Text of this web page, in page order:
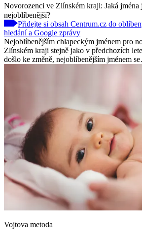
Novorozenci ve Zlínském kraji: Jaká jména
nejoblíbenější?
Přidejte si obsah Centrum.cz do
hledání a Google zprávy
Nejoblíbenějším chlapeckým jménem pro
Zlínském kraji stejně jako v předchozích
došlo ke změně, nejoblíbenějším jménem
Vojtova metoda